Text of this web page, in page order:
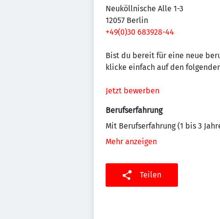
Neuköllnische Alle 1-3
12057 Berlin
+49(0)30 683928-44
Bist du bereit für eine neue
klicke einfach auf den
Jetzt bewerben
Berufserfahrung
Mit Berufserfahrung (1 bis 3
Mehr anzeigen
Teilen